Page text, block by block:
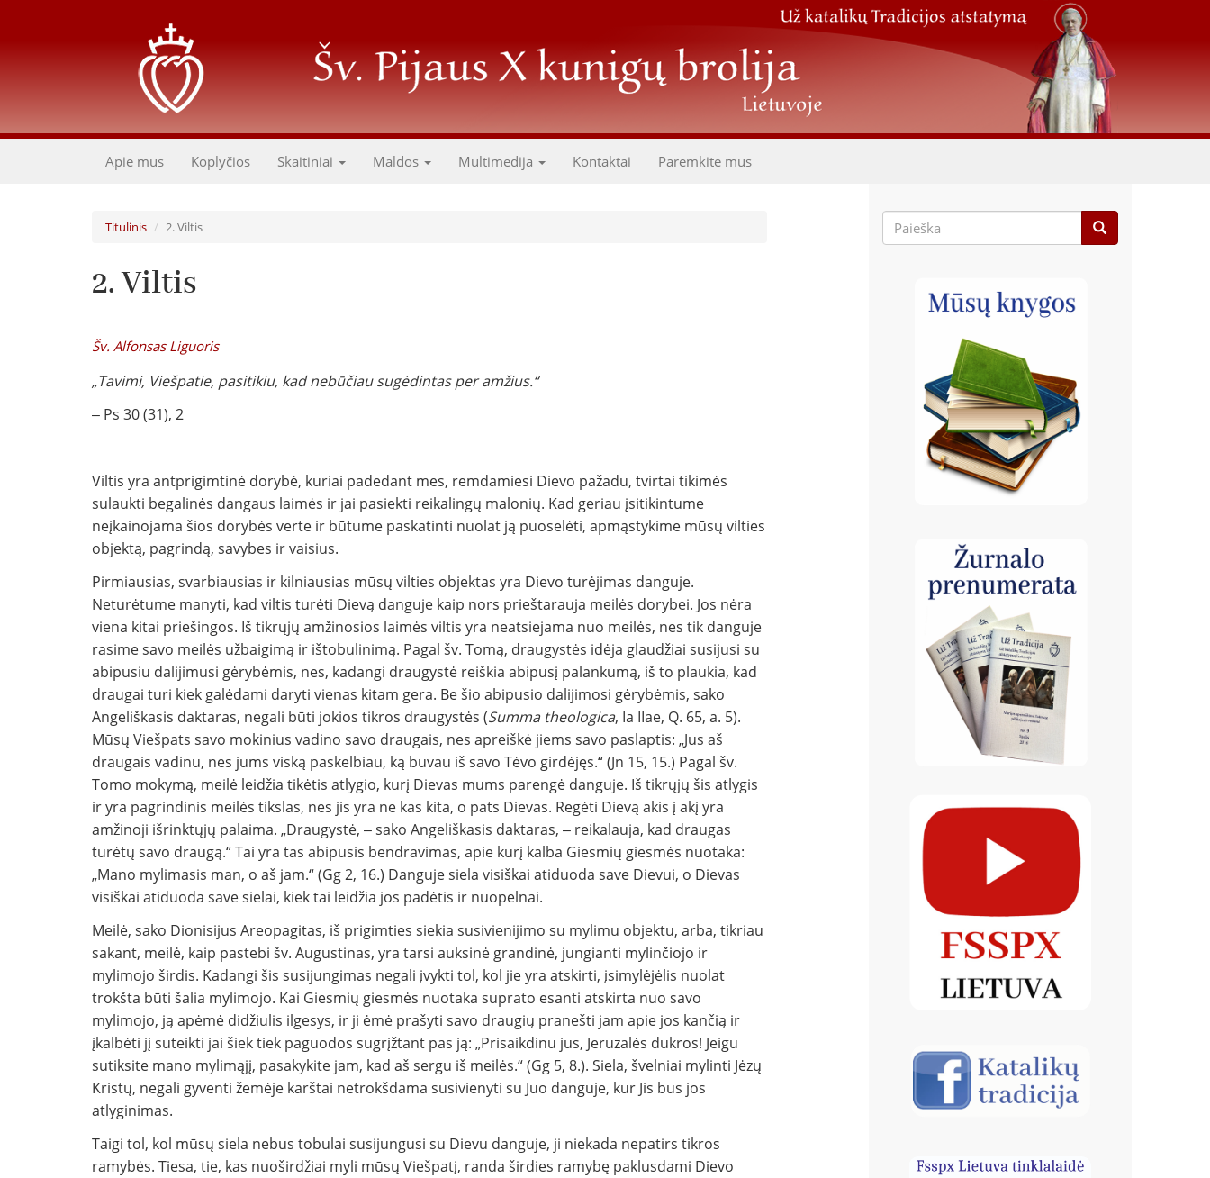
Apie mus Koplyčios Skaitiniai Maldos Multimedija Kontaktai Paremkite mus
Titulinis 2. Viltis
2. Viltis
Šv. Alfonsas Liguoris
„Tavimi, Viešpatie, pasitikiu, kad nebūčiau sugėdintas per amžius.“
‒ Ps 30 (31), 2
Viltis yra antprigimtinė dorybė, kuriai padedant mes, remdamiesi Dievo pažadu, tvirtai tikimės
sulaukti begalinės dangaus laimės ir jai pasiekti reikalingų malonių. Kad geriau įsitikintume
neįkainojama šios dorybės verte ir būtume paskatinti nuolat ją puoselėti, apmąstykime mūsų vilties
objektą, pagrindą, savybes ir vaisius.
Pirmiausias, svarbiausias ir kilniausias mūsų vilties objektas yra Dievo turėjimas danguje.
Neturėtume manyti, kad viltis turėti Dievą danguje kaip nors prieštarauja meilės dorybei. Jos nėra
viena kitai priešingos. Iš tikrųjų amžinosios laimės viltis yra neatsiejama nuo meilės, nes tik danguje
rasime savo meilės užbaigimą ir ištobulinimą. Pagal šv. Tomą, draugystės idėja glaudžiai susijusi su
abipusiu dalijimusi gėrybėmis, nes, kadangi draugystė reiškia abipusį palankumą, iš to plaukia, kad
draugai turi kiek galėdami daryti vienas kitam gera. Be šio abipusio dalijimosi gėrybėmis, sako
Angeliškasis daktaras, negali būti jokios tikros draugystės (Summa theologica, Ia IIae, Q. 65, a. 5).
Mūsų Viešpats savo mokinius vadino savo draugais, nes apreiškė jiems savo paslaptis: „Jus aš
draugais vadinu, nes jums viską paskelbiau, ką buvau iš savo Tėvo girdėjęs.“ (Jn 15, 15.) Pagal šv.
Tomo mokymą, meilė leidžia tikėtis atlygio, kurį Dievas mums parengė danguje. Iš tikrųjų šis atlygis
ir yra pagrindinis meilės tikslas, nes jis yra ne kas kita, o pats Dievas. Regėti Dievą akis į akį yra
amžinoji išrinktųjų palaima. „Draugystė, ‒ sako Angeliškasis daktaras, ‒ reikalauja, kad draugas
turėtų savo draugą.“ Tai yra tas abipusis bendravimas, apie kurį kalba Giesmių giesmės nuotaka:
„Mano mylimasis man, o aš jam.“ (Gg 2, 16.) Danguje siela visiškai atiduoda save Dievui, o Dievas
visiškai atiduoda save sielai, kiek tai leidžia jos padėtis ir nuopelnai.
Meilė, sako Dionisijus Areopagitas, iš prigimties siekia susivienijimo su mylimu objektu, arba, tikriau
sakant, meilė, kaip pastebi šv. Augustinas, yra tarsi auksinė grandinė, jungianti mylinčiojo ir
mylimojo širdis. Kadangi šis susijungimas negali įvykti tol, kol jie yra atskirti, įsimylėjėlis nuolat
trokšta būti šalia mylimojo. Kai Giesmių giesmės nuotaka suprato esanti atskirta nuo savo
mylimojo, ją apėmė didžiulis ilgesys, ir ji ėmė prašyti savo draugių pranešti jam apie jos kančią ir
įkalbėti jį suteikti jai šiek tiek paguodos sugrįžtant pas ją: „Prisaikdinu jus, Jeruzalės dukros! Jeigu
sutiksite mano mylimąjį, pasakykite jam, kad aš sergu iš meilės.“ (Gg 5, 8.). Siela, švelniai mylinti Jėzų
Kristų, negali gyventi žemėje karštai netrokšdama susivienyti su Juo danguje, kur Jis bus jos
atlyginimas.
Taigi tol, kol mūsų siela nebus tobulai susijungusi su Dievu danguje, ji niekada nepatirs tikros
ramybės. Tiesa, tie, kas nuoširdžiai myli mūsų Viešpatį, randa širdies ramybę paklusdami Dievo
Paieškos